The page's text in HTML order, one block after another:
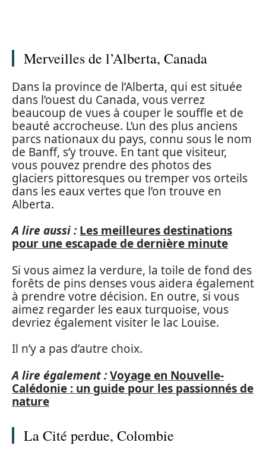
Merveilles de l’Alberta, Canada
Dans la province de l’Alberta, qui est située
dans l’ouest du Canada, vous verrez
beaucoup de vues à couper le souffle et de
beauté accrocheuse. L’un des plus anciens
parcs nationaux du pays, connu sous le nom
de Banff, s’y trouve. En tant que visiteur,
vous pouvez prendre des photos des
glaciers pittoresques ou tremper vos orteils
dans les eaux vertes que l’on trouve en
Alberta.
A lire aussi : Les meilleures destinations
pour une escapade de dernière minute
Si vous aimez la verdure, la toile de fond des
forêts de pins denses vous aidera également
à prendre votre décision. En outre, si vous
aimez regarder les eaux turquoise, vous
devriez également visiter le lac Louise.
Il n’y a pas d’autre choix.
A lire également :Voyage en Nouvelle-
Calédonie : un guide pour les passionnés de
nature
La Cité perdue, Colombie